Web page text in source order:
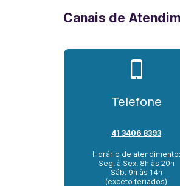
Canais de
Telefone
41 3406 8393
Horário de atendimento:
Seg. à Sex. 8h às 20h
Sáb. 9h às 14h
(exceto feriados)